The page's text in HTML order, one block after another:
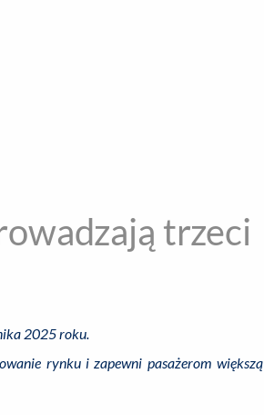
trzeci
2025 roku.
rynku i zapewni pasażerom większą